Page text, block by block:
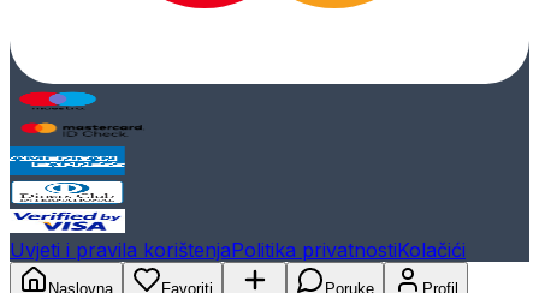
Uvjeti i pravila korištenjaPolitika privatnostiKolačići
Naslovna
Favoriti
Poruke Profil